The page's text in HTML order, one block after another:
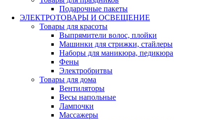
Подарочные пакеты
ЭЛЕКТРОТОВАРЫ И ОСВЕЩЕНИЕ
Товары для красоты
Выпрямители волос, плойки
Машинки для стрижки, стайлеры
Наборы для маникюра, педикюра
Фены
Электробритвы
Товары для дома
Вентиляторы
Весы напольные
Лампочки
Массажеры